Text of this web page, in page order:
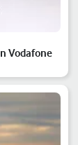
Vodafone